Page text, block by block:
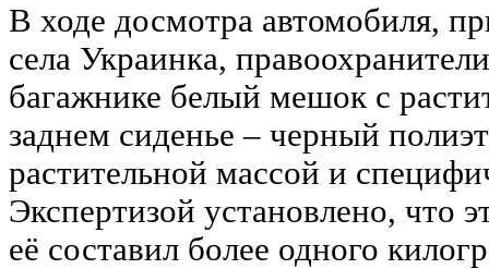
В ходе досмотра автомобиля,
села Украинка,
багажнике белый мешок с
заднем сиденье ‒ черный
растительной массой и
Экспертизой установлено, что
её составил более одного